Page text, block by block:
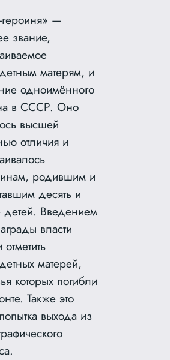
героиня» —
звание,
матерям, и
одноимённого
в СССР. Оно
высшей
отличия и
родившим и
десять и
детей. Введением
власти
отметить
матерей,
которых погибли
Также это
выхода из